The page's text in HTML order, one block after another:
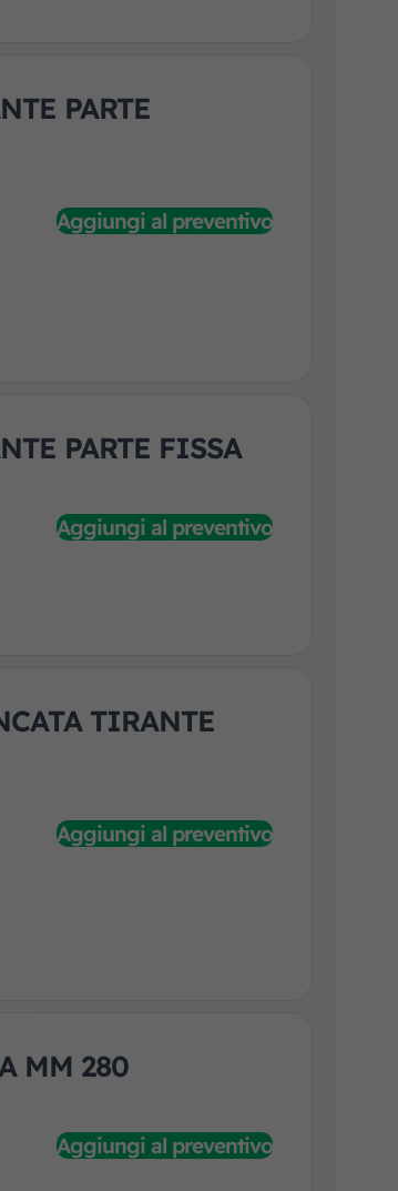
PARTE
Aggiungi al preventivo
PARTE FISSA
Aggiungi al preventivo
TIRANTE
Aggiungi al preventivo
MM 280
Aggiungi al preventivo